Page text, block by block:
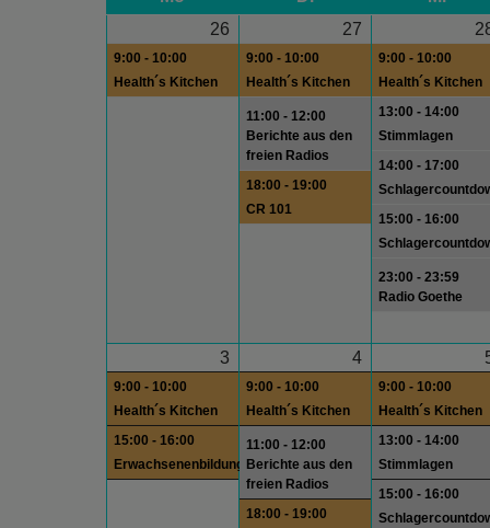
26
9:00 - 10:00
Health´s Kitchen
27
9:00 - 10:00
Health´s Kitchen
11:00 - 12:00
Berichte aus den
freien Radios
18:00 - 19:00
CR 101
9:00 - 10:00
Health´s Kitchen
13:00 - 14:00
Stimmlagen
14:00 - 17:00
15:00 - 16:00
23:00 - 23:59
Radio Goethe
3
9:00 - 10:00
Health´s Kitchen
15:00 - 16:00
Erwachsenenbildung
4
9:00 - 10:00
Health´s Kitchen
11:00 - 12:00
Berichte aus den
freien Radios
18:00 - 19:00
9:00 - 10:00
Health´s Kitchen
13:00 - 14:00
Stimmlagen
15:00 - 16:00